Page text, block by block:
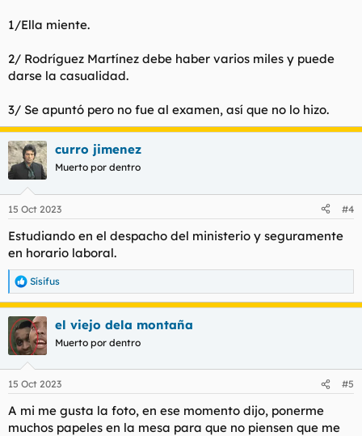
1/Ella miente.
2/ Rodríguez Martínez debe haber varios miles y puede
darse la casualidad.
3/ Se apuntó pero no fue al examen, así que no lo hizo.
curro jimenez
Muerto por dentro
15 Oct 2023 #4
Estudiando en el despacho del ministerio y seguramente
en horario laboral.
R
e
a
c
c
i
e
:
Sísifus
el viejo dela montaña
Muerto por dentro
15 Oct 2023 #5
A mi me gusta la foto, en ese momento dijo, ponerme
muchos papeles en la mesa para que no piensen que me